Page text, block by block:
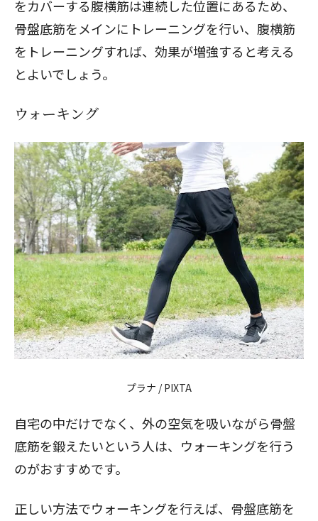
をカバーする腹横筋は連続した位置にあるため、
骨盤底筋をメインにトレーニングを行い、腹横筋
をトレーニングすれば、効果が増強すると考える
とよいでしょう。
ウォーキング
プラナ / PIXTA
自宅の中だけでなく、外の空気を吸いながら骨盤
底筋を鍛えたいという人は、ウォーキングを行う
のがおすすめです。
正しい方法でウォーキングを行えば、骨盤底筋を